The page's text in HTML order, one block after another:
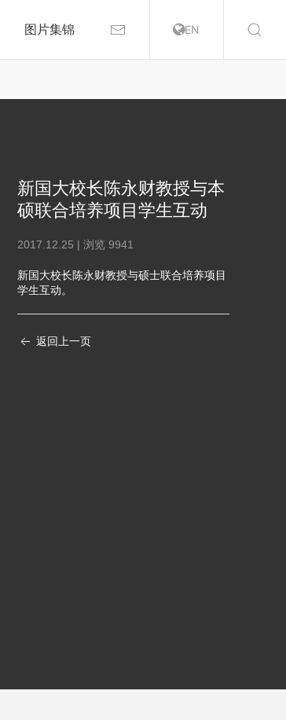
图片集锦 EN
新国大校长陈永财教授与本
硕联合培养项目学生互动
2017.12.25 | 浏览 9941
新国大校长陈永财教授与硕士联合培养项目
学生互动。
返回上一页